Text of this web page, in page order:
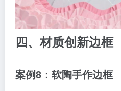
四、材质创新边框
案例8：软陶手作边框